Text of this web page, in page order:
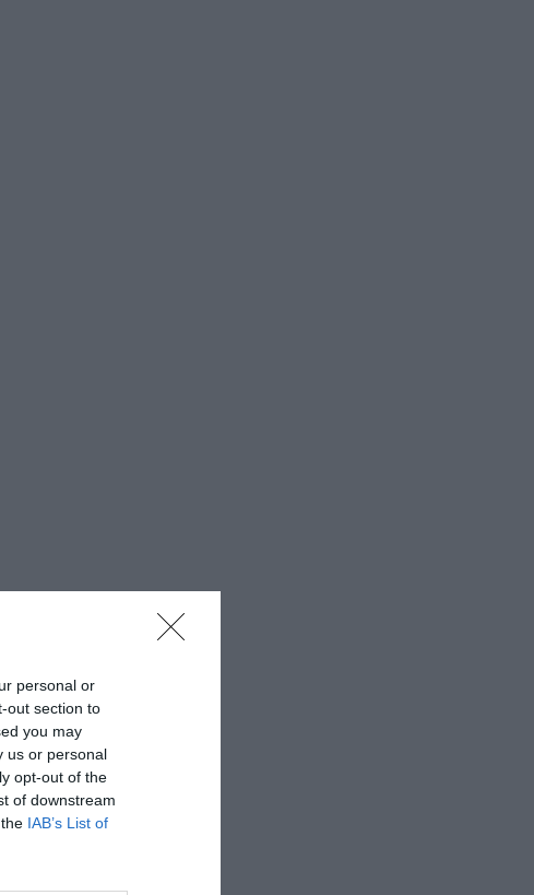
personal or
out section to
you may
us or personal
opt-out of the
of downstream
IAB’s List of